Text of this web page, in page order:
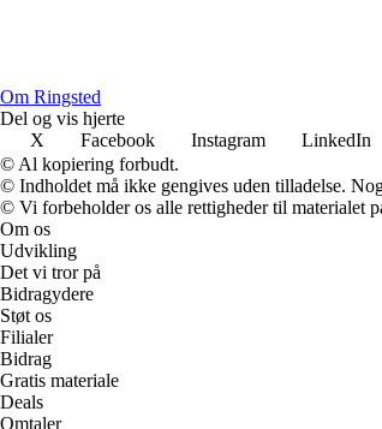
Om Ringsted
Del og vis hjerte
X
Facebook Instagram LinkedIn
© Al kopiering forbudt.
© Indholdet må ikke gengives uden tilladelse.
© Vi forbeholder os alle rettigheder til materialet
Om os
Udvikling
Det vi tror på
Bidragydere
Støt os
Filialer
Bidrag
Gratis materiale
Deals
Omtaler